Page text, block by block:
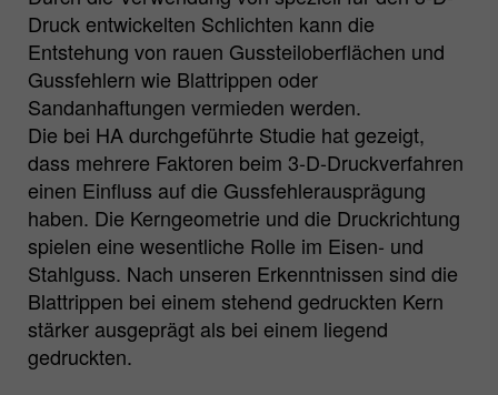
Druck entwickelten Schlichten kann die
Entstehung von rauen Gussteiloberflächen und
Gussfehlern wie Blattrippen oder
Sandanhaftungen vermieden werden.
Die bei HA durchgeführte Studie hat gezeigt,
dass mehrere Faktoren beim 3-D-Druckverfahren
einen Einfluss auf die Gussfehlerausprägung
haben. Die Kerngeometrie und die Druckrichtung
spielen eine wesentliche Rolle im Eisen- und
Stahlguss. Nach unseren Erkenntnissen sind die
Blattrippen bei einem stehend gedruckten Kern
stärker ausgeprägt als bei einem liegend
gedruckten.